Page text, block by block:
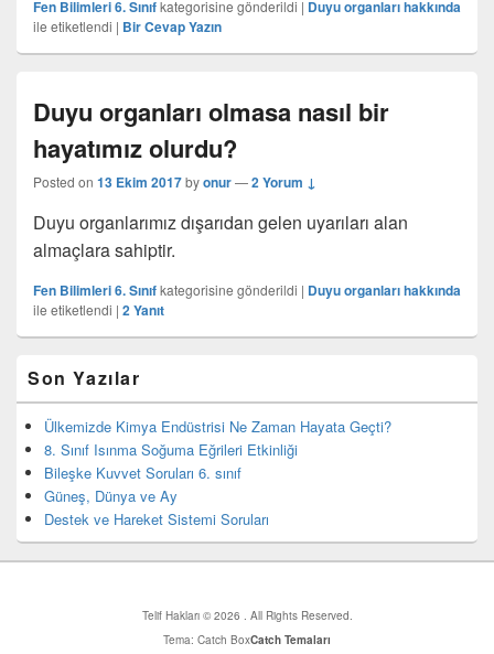
Fen Bilimleri 6. Sınıfkategorisine gönderildi | Duyu organları hakkında
ile etiketlendi | Bir Cevap Yazın
Duyu organları olmasa nasıl bir
hayatımız olurdu?
Posted on 13 Ekim 2017byonur—2 Yorum ↓
Duyu organlarımız dışarıdan gelen uyarıları alan
almaçlara sahiptir.
Fen Bilimleri 6. Sınıfkategorisine gönderildi | Duyu organları hakkında
ile etiketlendi | 2Yanıt
yan
bar
eklenti
bölgesi
Son Yazılar
Ülkemizde Kimya Endüstrisi Ne Zaman Hayata Geçti?
8. Sınıf Isınma Soğuma Eğrileri Etkinliği
Bileşke Kuvvet Soruları 6. sınıf
Güneş, Dünya ve Ay
Destek ve Hareket Sistemi Soruları
Telif Hakları © 2026 . All Rights Reserved.
Tema: Catch BoxCatch Temaları